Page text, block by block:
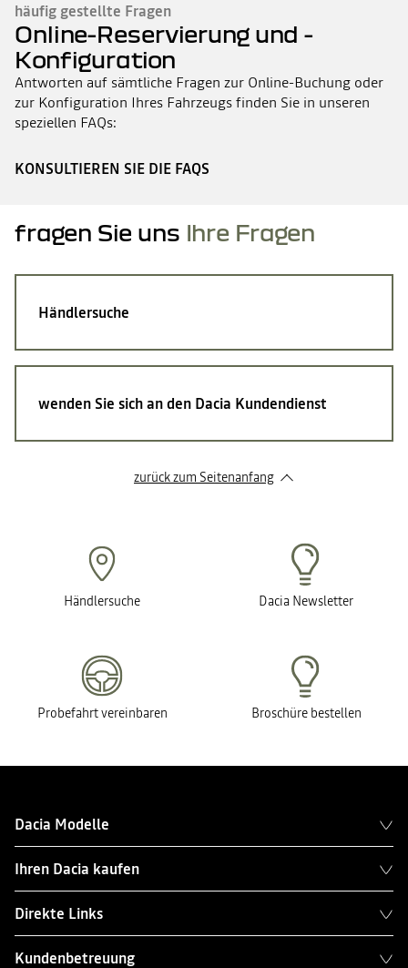
häufig gestellte Fragen
Online-Reservierung und -
Konfiguration
Antworten auf sämtliche Fragen zur Online-Buchung oder
zur Konfiguration Ihres Fahrzeugs finden Sie in unseren
speziellen FAQs:
KONSULTIEREN SIE DIE FAQS
fragen Sie uns Ihre Fragen
Händlersuche
wenden Sie sich an den Dacia Kundendienst
zurück zum Seitenanfang
Händlersuche Dacia Newsletter
Probefahrt vereinbaren Broschüre bestellen
Dacia Modelle
Ihren Dacia kaufen
Direkte Links
Kundenbetreuung